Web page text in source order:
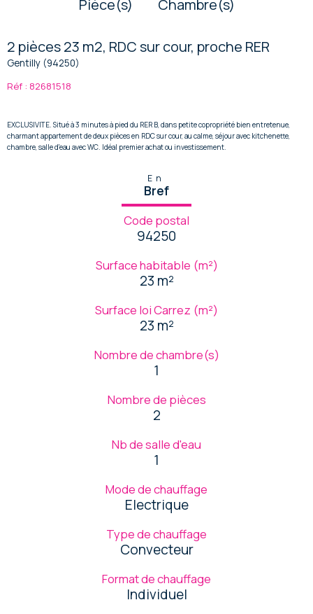
Pièce(s) Chambre(s)
2 pièces 23 m2, RDC sur cour, proche RER
Gentilly (94250)
Réf : 82681518
EXCLUSIVITE. Situé à 3 minutes à pied du RER B, dans petite copropriété bien entretenue,
charmant appartement de deux pièces en RDC sur cour, au calme, séjour avec kitchenette,
chambre, salle d'eau avec WC. Idéal premier achat ou investissement.
En
Bref
Code postal
94250
Surface habitable (m²)
23 m²
Surface loi Carrez (m²)
23 m²
Nombre de chambre(s)
1
Nombre de pièces
2
Nb de salle d'eau
1
Mode de chauffage
Electrique
Type de chauffage
Convecteur
Format de chauffage
Individuel